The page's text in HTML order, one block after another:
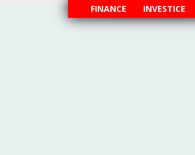
FINANCE INVESTICE